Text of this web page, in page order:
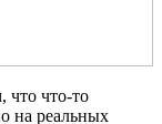
что что-то
на реальных